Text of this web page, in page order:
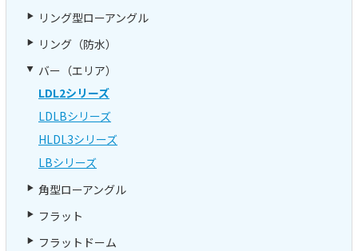
リング型ローアングル
リング（防水）
バー（エリア）
LDL2シリーズ
LDLBシリーズ
HLDL3シリーズ
LBシリーズ
角型ローアングル
フラット
フラットドーム